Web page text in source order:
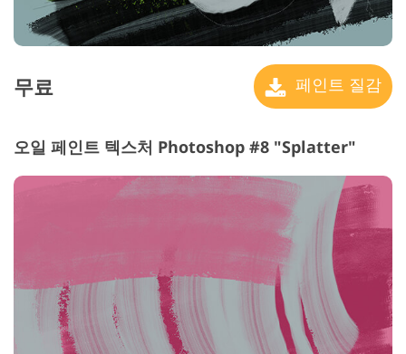
무료 페인트 질감
오일 페인트 텍스처 Photoshop #8 "Splatter"